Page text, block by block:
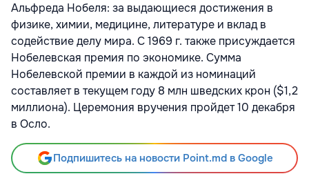
Альфреда Нобеля: за выдающиеся достижения в
физике, химии, медицине, литературе и вклад в
содействие делу мира. С 1969 г. также присуждается
Нобелевская премия по экономике. Сумма
Нобелевской премии в каждой из номинаций
составляет в текущем году 8 млн шведских крон ($1,2
миллиона). Церемония вручения пройдет 10 декабря
в Осло.
Подпишитесь на новости Point.md в Google